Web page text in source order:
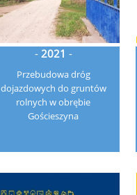
- 2021 -
Przebudowa dróg
dojazdowych do gruntów
rolnych w obrębie
Gościeszyna